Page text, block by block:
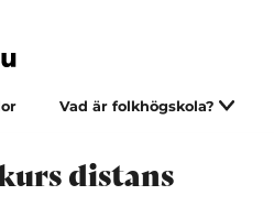
Vad är folkhögskola?
distans